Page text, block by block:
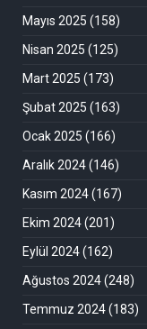
Mayıs 2025 (158)
Nisan 2025 (125)
Mart 2025 (173)
Şubat 2025 (163)
Ocak 2025 (166)
Aralık 2024(146)
Kasım 2024(167)
Ekim 2024(201)
Eylül 2024(162)
Ağustos 2024(248)
Temmuz 2024(183)